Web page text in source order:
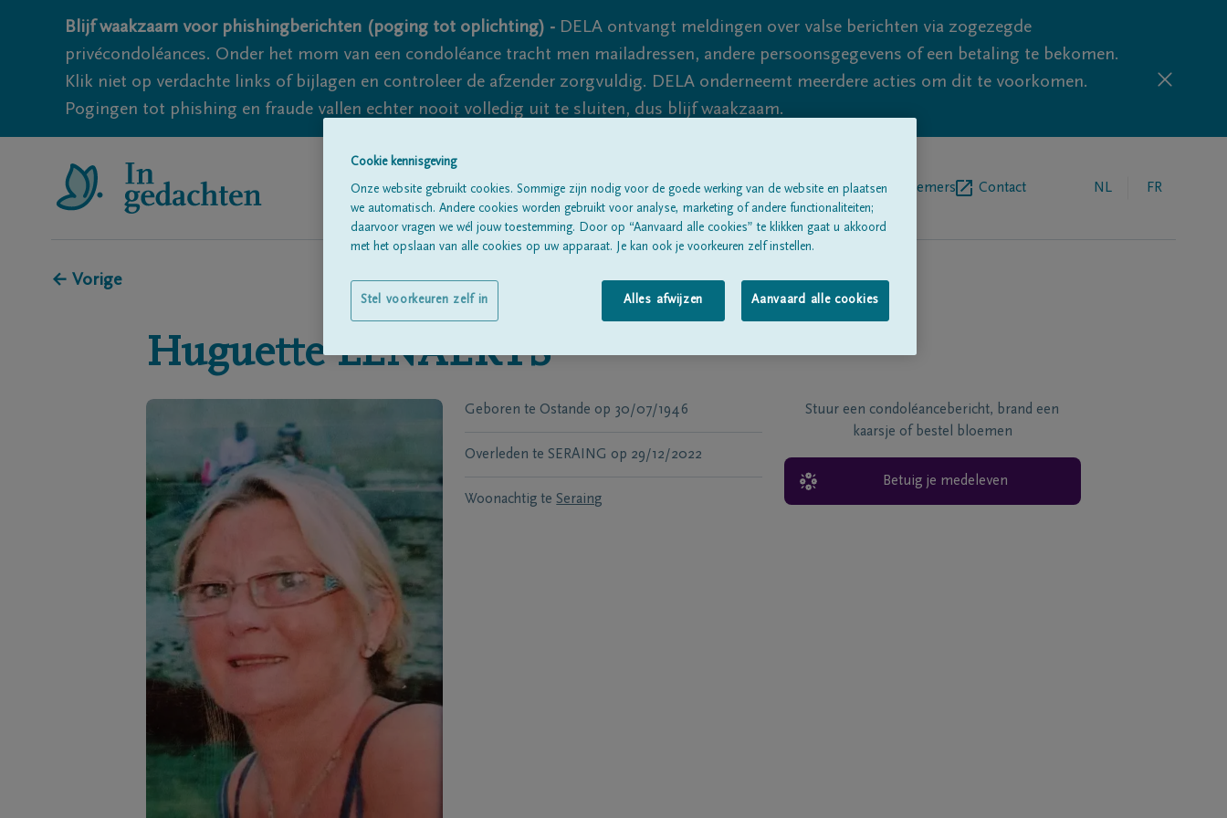
Blijf waakzaam voor phishingberichten (poging tot oplichting) - DELA ontvangt meldingen over valse berichten via zogezegde
privécondoléances. Onder het mom van een condoléance tracht men mailadressen, andere persoonsgegevens of een betaling te bekomen.
Klik niet op verdachte links of bijlagen en controleer de afzender zorgvuldig. DELA onderneemt meerdere acties om dit te voorkomen.
Pogingen tot phishing en fraude vallen echter nooit volledig uit te sluiten, dus blijf waakzaam.
Alle rouwberichtenOver onsBegrafenisondernemers Contact NL FR
← Vorige
Huguette LENAERTS
Geboren te Ostande op 30/07/1946
Overleden te SERAING op 29/12/2022
Woonachtig te Seraing
Stuur een condoléancebericht, brand een
kaarsje of bestel bloemen
Betuig je medeleven
Cookie kennisgeving
Onze website gebruikt cookies. Sommige zijn nodig voor de goede werking van de website en plaatsen
we automatisch. Andere cookies worden gebruikt voor analyse, marketing of andere functionaliteiten;
daarvoor vragen we wél jouw toestemming. Door op “Aanvaard alle cookies” te klikken gaat u akkoord
met het opslaan van alle cookies op uw apparaat. Je kan ook je voorkeuren zelf instellen.
Alles afwijzen Aanvaard alle cookies
Stel voorkeuren zelf in